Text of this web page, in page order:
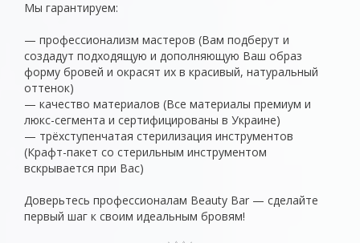
Мы гарантируем:
— профессионализм мастеров (Вам подберут и
создадут подходящую и дополняющую Ваш образ
форму бровей и окрасят их в красивый, натуральный
оттенок)
— качество материалов (Все материалы премиум и
люкс-сегмента и сертифицированы в Украине)
— трёхступенчатая стерилизация инструментов
(Крафт-пакет со стерильным инструментом
вскрывается при Вас)
Доверьтесь профессионалам Beauty Bar — сделайте
первый шаг к своим идеальным бровям!